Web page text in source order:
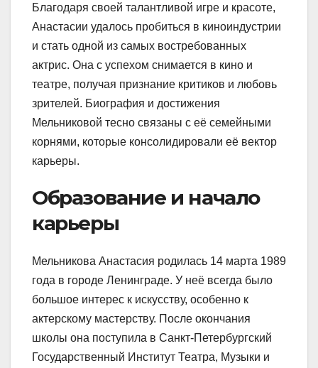
Благодаря своей талантливой игре и красоте,
Анастасии удалось пробиться в киноиндустрии
и стать одной из самых востребованных
актрис. Она с успехом снимается в кино и
театре, получая признание критиков и любовь
зрителей. Биография и достижения
Мельниковой тесно связаны с её семейными
корнями, которые консолидировали её вектор
карьеры.
Образование и начало
карьеры
Мельникова Анастасия родилась 14 марта 1989
года в городе Ленинграде. У неё всегда было
большое интерес к искусству, особенно к
актерскому мастерству. После окончания
школы она поступила в Санкт-Петербургский
Государственный Институт Театра, Музыки и